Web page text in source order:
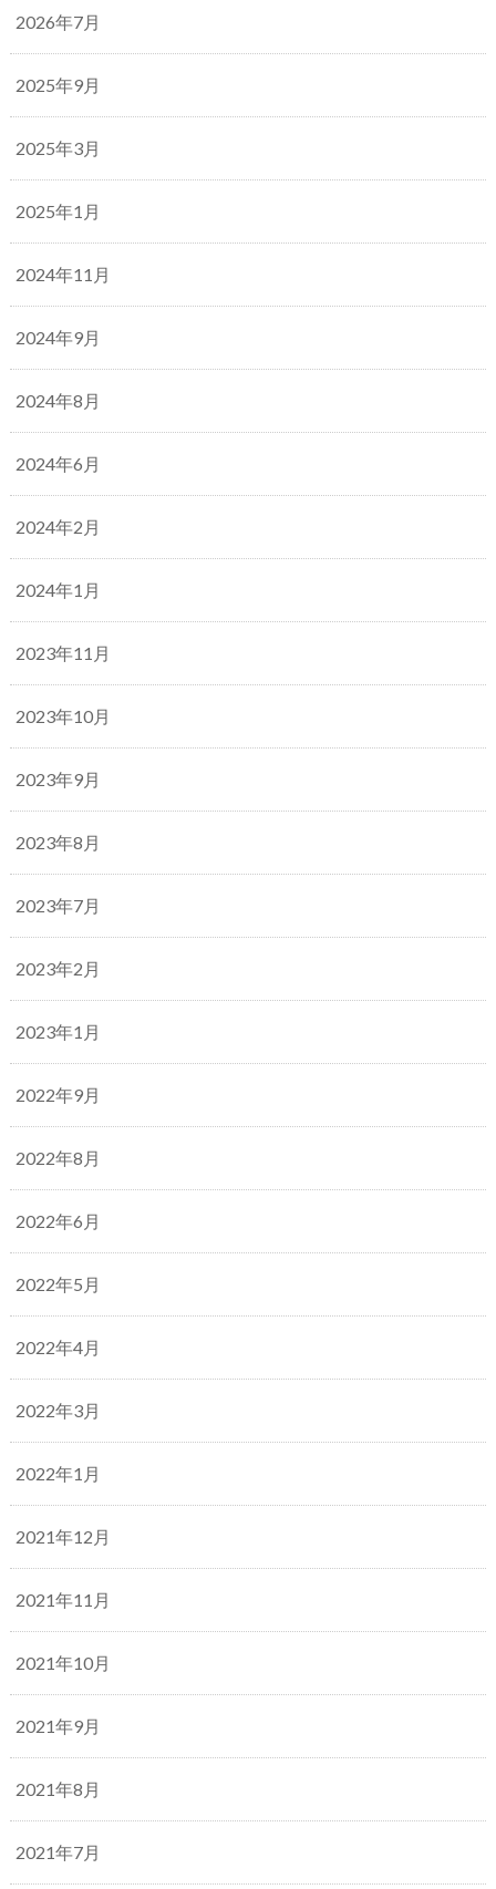
2026年7月
2025年9月
2025年3月
2025年1月
2024年11月
2024年9月
2024年8月
2024年6月
2024年2月
2024年1月
2023年11月
2023年10月
2023年9月
2023年8月
2023年7月
2023年2月
2023年1月
2022年9月
2022年8月
2022年6月
2022年5月
2022年4月
2022年3月
2022年1月
2021年12月
2021年11月
2021年10月
2021年9月
2021年8月
2021年7月